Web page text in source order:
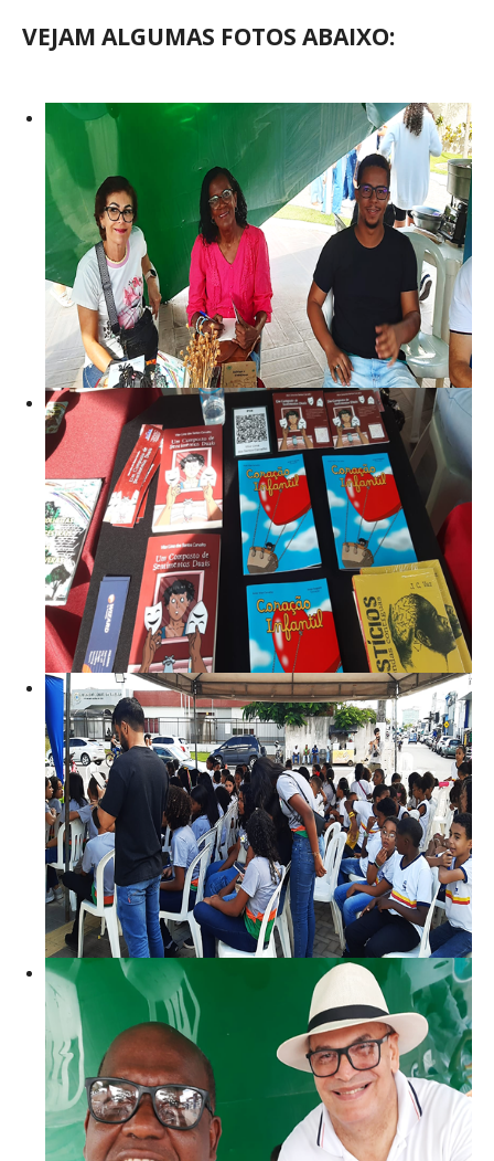
VEJAM ALGUMAS FOTOS ABAIXO: